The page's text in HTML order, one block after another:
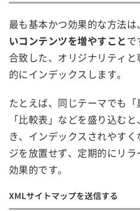
最も基本かつ効果的な方法は、
いコンテンツを増やすことで
合致した、オリジナリティ
的にインデックスします。
たとえば、同じテーマでも「
「比較表」などを盛り込む
き、インデックスされやす
ジを放置せず、定期的にリ
効果的です。
XMLサイトマップを送信する